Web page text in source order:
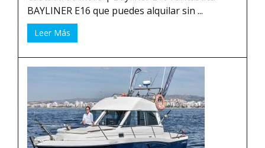
BAYLINER E16 que puedes alquilar sin ...
Leer Más